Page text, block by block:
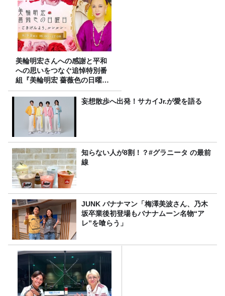
美輪明宏さんへの感謝と平和
への思いをつなぐ追悼特別番
組『美輪明宏 薔薇色の日曜日
～ごきげんよう、ルンルン
～』8/9（日）16時放送妄想散歩へ出発！サカイJr.が愛を語る
知らない人が8割！？#グラニータ の最前
線
JUNK バナナマン「梅澤美波さん、乃木
坂卒業後初登場もバナナムーン名物“ア
レ”を喰らう」